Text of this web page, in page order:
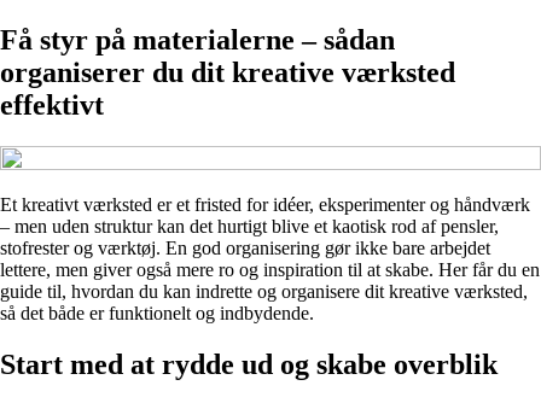
Få styr på materialerne – sådan
organiserer du dit kreative værksted
effektivt
Et kreativt værksted er et fristed for idéer, eksperimenter og håndværk
– men uden struktur kan det hurtigt blive et kaotisk rod af pensler,
stofrester og værktøj. En god organisering gør ikke bare arbejdet
lettere, men giver også mere ro og inspiration til at skabe. Her får du en
guide til, hvordan du kan indrette og organisere dit kreative værksted,
så det både er funktionelt og indbydende.
Start med at rydde ud og skabe overblik